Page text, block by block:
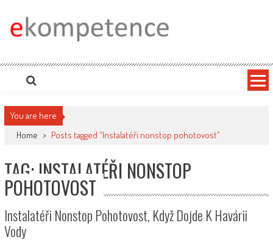
content
Ekompetence
portálech. Press Media. Kde vydat Tiskovou zprávu? Na portále eKompetence
You are here
Home > Posts tagged "Instalatéři nonstop pohotovost"
TAG: INSTALATÉŘI NONSTOP
POHOTOVOST
Instalatéři Nonstop Pohotovost, Když Dojde K Havárii
Vody